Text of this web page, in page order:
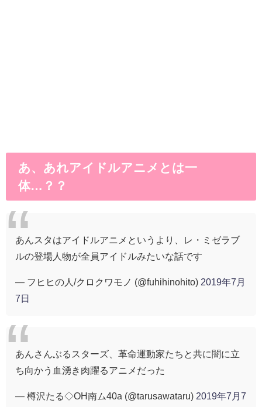
あ、あれアイドルアニメとは一
体…？？
あんスタはアイドルアニメというより、レ・ミゼラブ
ルの登場人物が全員アイドルみたいな話です
— フヒヒの人/クロクワモノ (@fuhihinohito) 2019年7月
7日
あんさんぶるスターズ、革命運動家たちと共に闇に立
ち向かう血湧き肉躍るアニメだった
— 樽沢たる◇OH南ム40a (@tarusawataru) 2019年7月7